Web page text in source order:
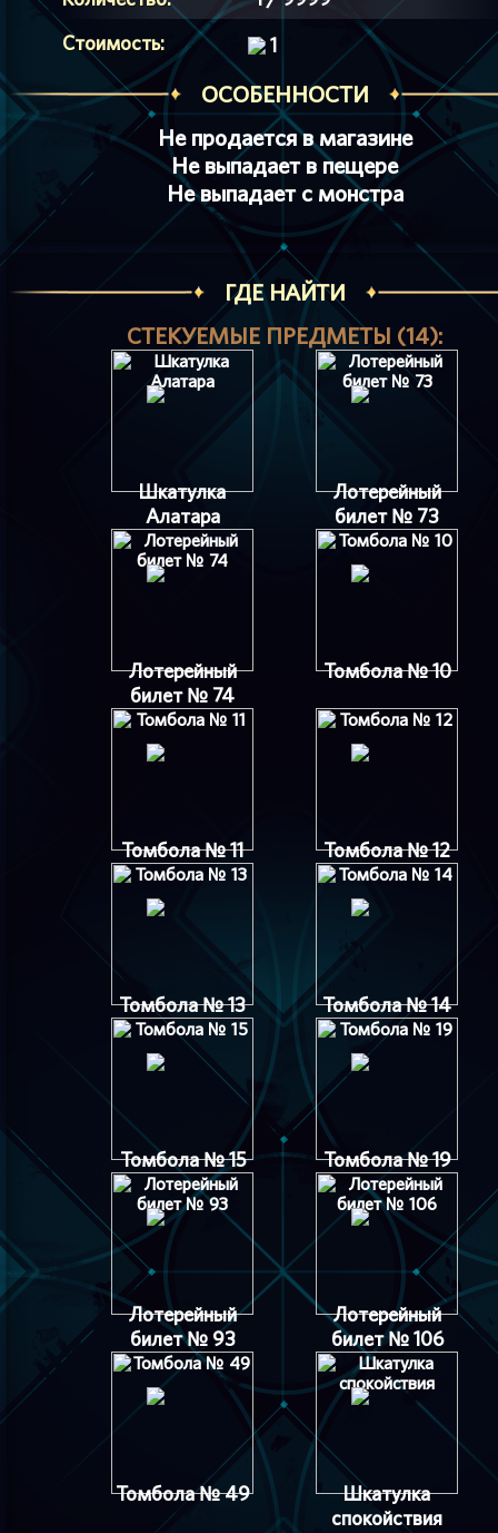
Стоимость:
1
ОСОБЕННОСТИ
Не продается в магазине
Не выпадает в пещере
Не выпадает с монстра
ГДЕ НАЙТИ
СТЕКУЕМЫЕ ПРЕДМЕТЫ (14):
Шкатулка
Алатара
Лотерейный
билет № 73
Лотерейный
билет № 74
Томбола № 10
Томбола № 11 Томбола № 12
Томбола № 13 Томбола № 14
Томбола № 15 Томбола № 19
Лотерейный
билет № 93
Лотерейный
билет № 106
Томбола № 49
Шкатулка
спокойствия